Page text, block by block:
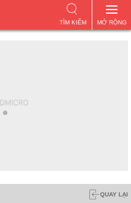
MỞ RỘNG
TÌM KIẾM
QUAY LẠI